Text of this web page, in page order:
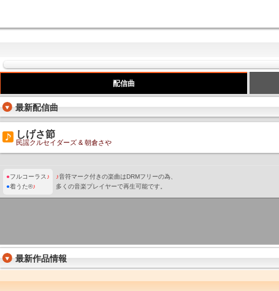
配信曲
最新配信曲
しげさ節
民謡クルセイダーズ & 朝倉さや
●フルコーラス ♪
●着うた®♪
♪音符マーク付きの楽曲はDRMフリーの為、
多くの音楽プレイヤーで再生可能です。
最新作品情報